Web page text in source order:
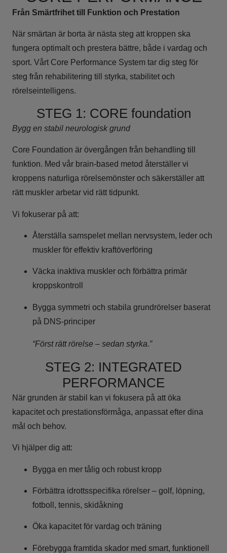
Från Smärtfrihet till Funktion och Prestation
När smärtan är borta är nästa steg att kroppen ska
fungera optimalt och prestera bättre, både i vardag och
sport. Vårt Core Performance System tar dig steg för
steg från rehabilitering till styrka, stabilitet och
rörelseintelligens.
STEG 1: CORE foundation
Bygg en stabil neurologisk grund
Core Foundation är övergången från behandling till
funktion. Med vår brain-based metod återställer vi
kroppens naturliga rörelsemönster och säkerställer att
rätt muskler arbetar vid rätt tidpunkt.
Vi fokuserar på att:
Återställa samspelet mellan nervsystem, leder och
muskler för effektiv kraftöverföring
Väcka inaktiva muskler och förbättra primär
kroppskontroll
Bygga symmetri och stabila grundrörelser baserat
på DNS-principer
“Först rätt rörelse – sedan styrka.”
STEG 2: INTEGRATED
PERFORMANCE
När grunden är stabil kan vi fokusera på att öka
kapacitet och prestationsförmåga, anpassat efter dina
mål och behov.
Vi hjälper dig att:
Bygga en mer tålig och robust kropp
Förbättra idrottsspecifika rörelser – golf, löpning,
fotboll, tennis, skidåkning
Öka kapacitet för vardag och träning
Förebygga framtida skador med smart, funktionell